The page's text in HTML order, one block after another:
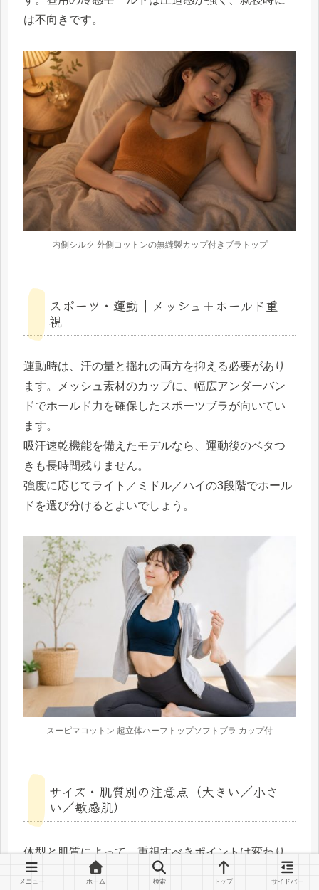
は不向きです。
内側シルク 外側コットンの無縫製カップ付きブラトップ
スポーツ・運動｜メッシュ＋ホールド重
視
運動時は、汗の量と揺れの両方を抑える必要があり
ます。メッシュ素材のカップに、幅広アンダーバン
ドでホールド力を確保したスポーツブラが向いてい
ます。
吸汗速乾機能を備えたモデルなら、運動後のベタつ
きも長時間残りません。
強度に応じてライト／ミドル／ハイの3段階でホール
ドを選び分けるとよいでしょう。
スーピマコットン 超立体ハーフトップソフトブラ カップ付
サイズ・肌質別の注意点（大きい／小さ
い／敏感肌）
体型と肌質によって、重視すべきポイントは変わり
ます。
メニュー ホーム 検索 トップ サイドバー